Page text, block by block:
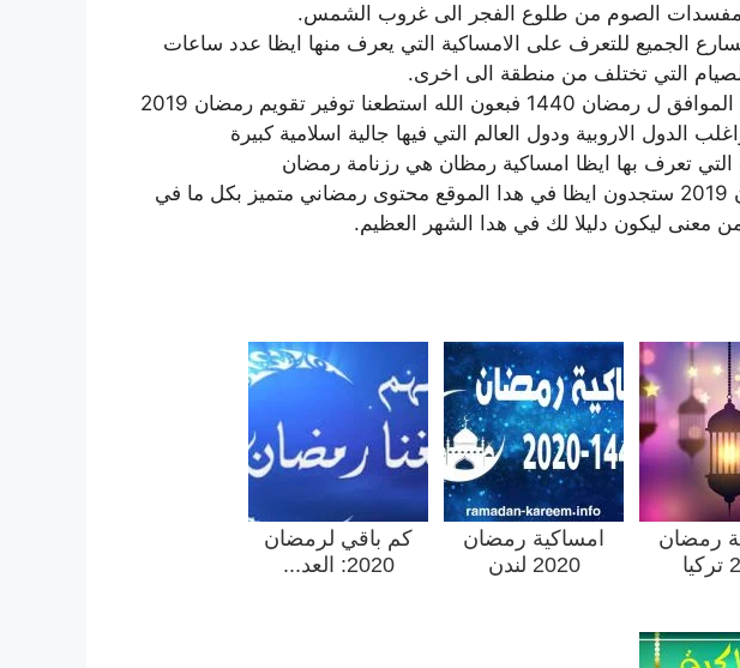
الصوم من طلوع الفجر الى غروب الشمس.
الجميع للتعرف على الامساكية التي يعرف منها ايظا عدد ساعات
التي تختلف من منطقة الى اخرى.
فيما يخص امساكية رمضان 2019 الموافق ل رمضان 1440 فبعون الله استطعنا توفير تقويم رمضان 2019
الدول الاروبية ودول العالم التي فيها جالية اسلامية كبيرة
تعرف بها ايظا امساكية رمظان هي رزنامة رمضان
بالاظافة ل امساكية شهر رمضان 2019 ستجدون ايظا في هدا الموقع محتوى رمضاني متميز بكل ما في
من معنى ليكون دليلا لك في هدا الشهر العظيم.
رمضان
امساكية رمضان
2020 لندن
كم باقي لرمضان
2020: العد...